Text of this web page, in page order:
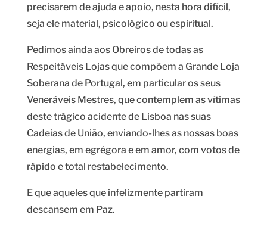
precisarem de ajuda e apoio, nesta hora difícil,
seja ele material, psicológico ou espiritual.
Pedimos ainda aos Obreiros de todas as
Respeitáveis Lojas que compõem a Grande Loja
Soberana de Portugal, em particular os seus
Veneráveis Mestres, que contemplem as vítimas
deste trágico acidente de Lisboa nas suas
Cadeias de União, enviando-lhes as nossas boas
energias, em egrégora e em amor, com votos de
rápido e total restabelecimento.
E que aqueles que infelizmente partiram
descansem em Paz.